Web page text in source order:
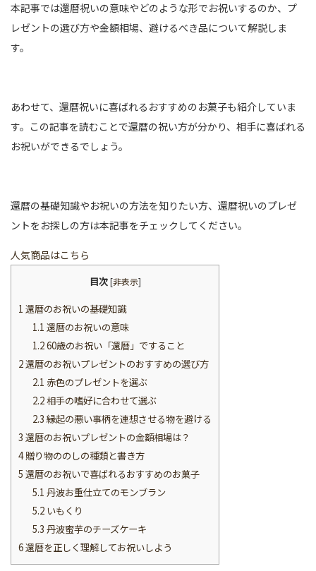
本記事では還暦祝いの意味やどのような形でお祝いするのか、プ
レゼントの選び方や金額相場、避けるべき品について解説しま
す。
あわせて、還暦祝いに喜ばれるおすすめのお菓子も紹介していま
す。この記事を読むことで還暦の祝い方が分かり、相手に喜ばれる
お祝いができるでしょう。
還暦の基礎知識やお祝いの方法を知りたい方、還暦祝いのプレゼ
ントをお探しの方は本記事をチェックしてください。
人気商品はこちら
目次 [非表示]
1 還暦のお祝いの基礎知識
1.1 還暦のお祝いの意味
1.260歳のお祝い「還暦」ですること
2還暦のお祝いプレゼントのおすすめの選び方
2.1 赤色のプレゼントを選ぶ
2.2相手の嗜好に合わせて選ぶ
2.3 縁起の悪い事柄を連想させる物を避ける
3 還暦のお祝いプレゼントの金額相場は？
4贈り物ののしの種類と書き方
5 還暦のお祝いで喜ばれるおすすめのお菓子
5.1 丹波お重仕立てのモンブラン
5.2いもくり
5.3 丹波蜜芋のチーズケーキ
6還暦を正しく理解してお祝いしよう